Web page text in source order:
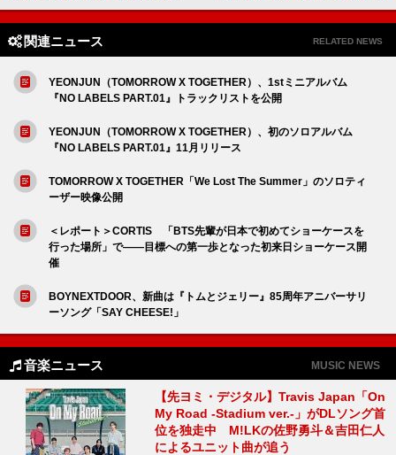
関連ニュース RELATED NEWS
YEONJUN（TOMORROW X TOGETHER）、1stミニアルバム
『NO LABELS PART.01』トラックリストを公開
YEONJUN（TOMORROW X TOGETHER）、初のソロアルバム
『NO LABELS PART.01』11月リリース
TOMORROW X TOGETHER「We Lost The Summer」のソロティ
ーザー映像公開
＜レポート＞CORTIS 「BTS先輩が日本で初めてショーケースを
行った場所」で――目標への第一歩となった初来日ショーケース開
催
BOYNEXTDOOR、新曲は『トムとジェリー』85周年アニバーサリ
ーソング「SAY CHEESE!」
音楽ニュース MUSIC NEWS
【先ヨミ・デジタル】Travis Japan「On
My Road -Stadium ver.-」がDLソング首
位を独走中 M!LKの佐野勇斗＆吉田仁人
によるユニット曲が追う